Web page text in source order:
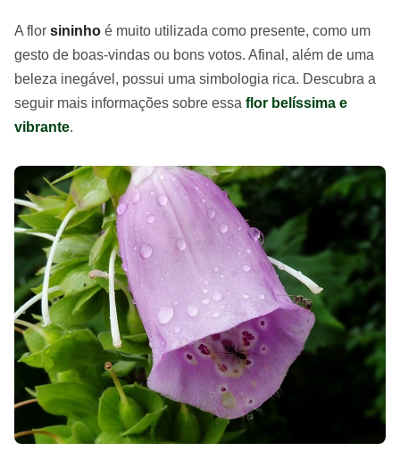
A flor sininho é muito utilizada como presente, como um
gesto de boas-vindas ou bons votos. Afinal, além de uma
beleza inegável, possui uma simbologia rica. Descubra a
seguir mais informações sobre essa flor belíssima e
vibrante.